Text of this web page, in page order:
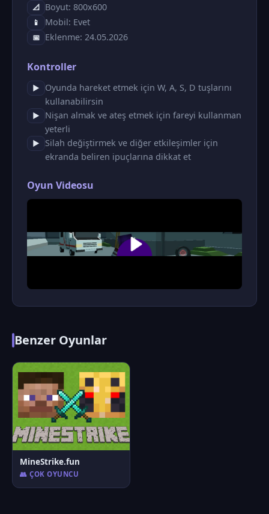
📐 Boyut: 800x600
📱 Mobil: Evet
📅 Eklenme: 24.05.2026
Kontroller
▶
Oyunda hareket etmek için W, A, S, D tuşlarını
kullanabilirsin
▶
Nişan almak ve ateş etmek için fareyi kullanman
yeterli
▶
Silah değiştirmek ve diğer etkileşimler için
ekranda beliren ipuçlarına dikkat et
Oyun Videosu
Benzer Oyunlar
MineStrike.fun
👥 ÇOK OYUNCU